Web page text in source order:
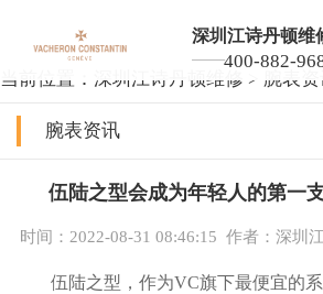
深圳江诗丹顿维
400-882-
当前位置： 深圳江诗丹顿维修 > 腕表
腕表资讯
伍陆之型会成为年轻人的第一
时间：2022-08-31 08:46:15 作者：深圳
伍陆之型，作为VC旗下最便宜的系